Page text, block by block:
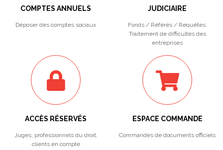
COMPTES ANNUELS
Déposer des comptes sociaux
JUDICIAIRE
Fonds / Référés / Requêtes.
Traitement de difficultés des
entreprises
ACCÈS RÉSERVÉS
Juges, professionnels du droit,
clients en compte
ESPACE COMMANDE
Commandes de documents officiels